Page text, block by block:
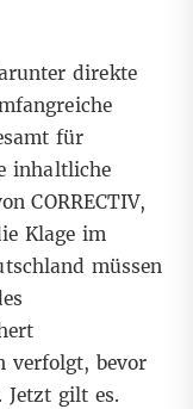
direkte
für
inhaltliche
CORRECTIV,
Klage im
müssen
verfolgt, bevor
Jetzt gilt es.